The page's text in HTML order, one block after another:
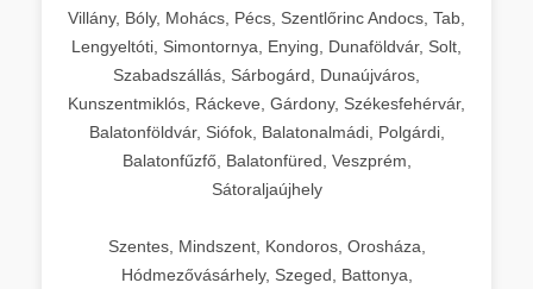
Villány, Bóly, Mohács, Pécs, Szentlőrinc Andocs, Tab,
Lengyeltóti, Simontornya, Enying, Dunaföldvár, Solt,
Szabadszállás, Sárbogárd, Dunaújváros,
Kunszentmiklós, Ráckeve, Gárdony, Székesfehérvár,
Balatonföldvár, Siófok, Balatonalmádi, Polgárdi,
Balatonfűzfő, Balatonfüred, Veszprém,
Sátoraljaújhely
Szentes, Mindszent, Kondoros, Orosháza,
Hódmezővásárhely, Szeged, Battonya,